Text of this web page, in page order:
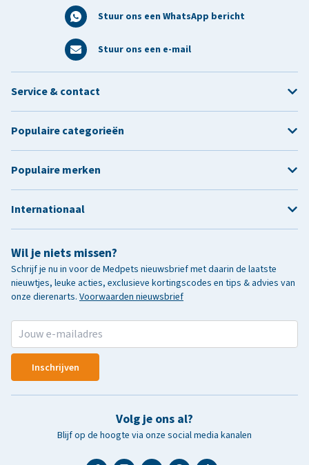
Stuur ons een WhatsApp bericht
Stuur ons een e-mail
Wil je niets missen?
Schrijf je nu in voor de Medpets nieuwsbrief met daarin de laatste
nieuwtjes, leuke acties, exclusieve kortingscodes en tips & advies van
onze dierenarts. Voorwaarden nieuwsbrief
Inschrijven
Volg je ons al?
Blijf op de hoogte via onze social media kanalen
Service & contact
Populaire categorieën
Populaire merken
Internationaal